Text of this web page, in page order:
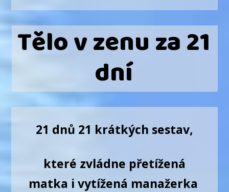
Tělo v zenu za 21
dní
21 dnů 21 krátkých sestav,
které zvládne přetížená
matka i vytížená manažerka